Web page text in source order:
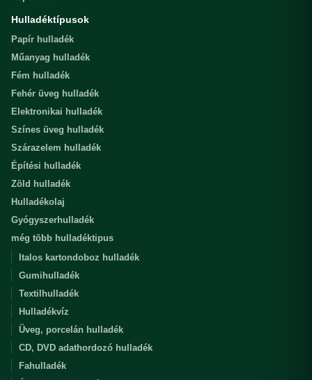
Hulladéktípusok
Papír hulladék
Műanyag hulladék
Fém hulladék
Fehér üveg hulladék
Elektronikai hulladék
Színes üveg hulladék
Szárazelem hulladék
Építési hulladék
Zöld hulladék
Hulladékolaj
Gyógyszerhulladék
még több hulladéktipus
Italos kartondoboz hulladék
Gumihulladék
Textilhulladék
Hulladékvíz
Üveg, porcelán hulladék
CD, DVD adathordozó hulladék
Fahulladék